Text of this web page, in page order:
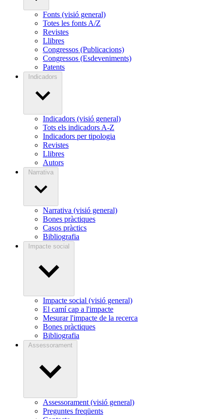
Fonts (visió general)
Totes les fonts A/Z
Revistes
Llibres
Congressos (Publicacions)
Congressos (Esdeveniments)
Patents
Indicadors
Indicadors (visió general)
Tots els indicadors A-Z
Indicadors per tipologia
Revistes
Llibres
Autors
Narrativa
Narrativa (visió general)
Bones pràctiques
Casos pràctics
Bibliografia
Impacte social
Impacte social (visió general)
El camí cap a l'impacte
Mesurar l'impacte de la recerca
Bones pràctiques
Bibliografia
Assessorament
Assessorament (visió general)
Preguntes freqüents